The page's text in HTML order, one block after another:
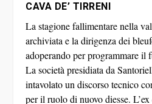
CAVA DE’ TIRRENI
La stagione fallimentare nella
archiviata e la dirigenza dei
adoperando per programmare il
La società presidiata da
intavolato un discorso tecnico
per il ruolo di nuovo diesse.